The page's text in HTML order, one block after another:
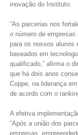
inovação do Instituto.
“As parcerias nos
o número de
para os nossos alunos
baseados em
qualificado,” afirma o
que há dois anos
Coppe, na liderança
de acordo com o
A efetiva
“Após a união dos
empresas,